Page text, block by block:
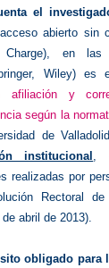
el
abierto sin
Charge), en las
Wiley) es
afiliación y
según la
de
institucional ,
realizadas por
Rectoral
abril de 2013).
obligado para